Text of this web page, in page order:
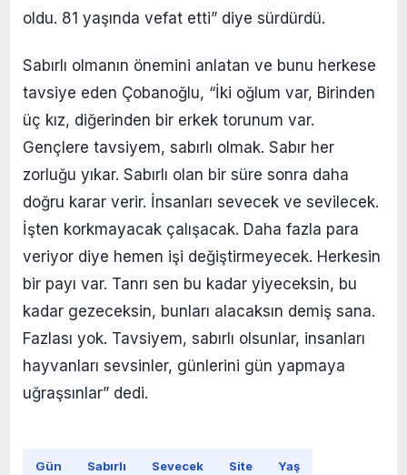
oldu. 81 yaşında vefat etti” diye sürdürdü.
Sabırlı olmanın önemini anlatan ve bunu herkese
tavsiye eden Çobanoğlu, “İki oğlum var, Birinden
üç kız, diğerinden bir erkek torunum var.
Gençlere tavsiyem, sabırlı olmak. Sabır her
zorluğu yıkar. Sabırlı olan bir süre sonra daha
doğru karar verir. İnsanları sevecek ve sevilecek.
İşten korkmayacak çalışacak. Daha fazla para
veriyor diye hemen işi değiştirmeyecek. Herkesin
bir payı var. Tanrı sen bu kadar yiyeceksin, bu
kadar gezeceksin, bunları alacaksın demiş sana.
Fazlası yok. Tavsiyem, sabırlı olsunlar, insanları
hayvanları sevsinler, günlerini gün yapmaya
uğraşsınlar” dedi.
Gün Sabırlı Sevecek Site Yaş